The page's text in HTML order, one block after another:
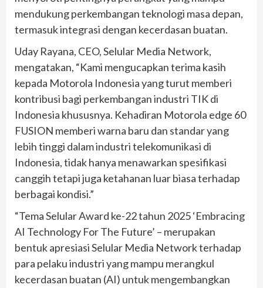
mendukung perkembangan teknologi masa depan,
termasuk integrasi dengan kecerdasan buatan.
Uday Rayana, CEO, Selular Media Network,
mengatakan, “Kami mengucapkan terima kasih
kepada Motorola Indonesia yang turut memberi
kontribusi bagi perkembangan industri TIK di
Indonesia khususnya. Kehadiran Motorola edge 60
FUSION memberi warna baru dan standar yang
lebih tinggi dalam industri telekomunikasi di
Indonesia, tidak hanya menawarkan spesifikasi
canggih tetapi juga ketahanan luar biasa terhadap
berbagai kondisi.”
“Tema Selular Award ke-22 tahun 2025 ‘Embracing
AI Technology For The Future’ – merupakan
bentuk apresiasi Selular Media Network terhadap
para pelaku industri yang mampu merangkul
kecerdasan buatan (AI) untuk mengembangkan